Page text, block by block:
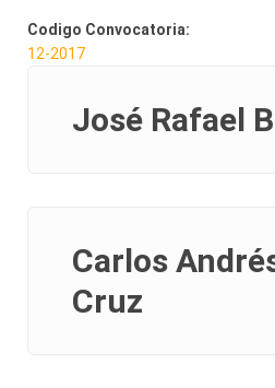
Codigo Convocatoria:
12-2017
José Rafael
Carlos
Cruz